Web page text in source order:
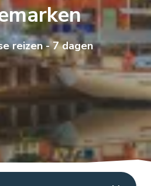
reizen - 7 dagen